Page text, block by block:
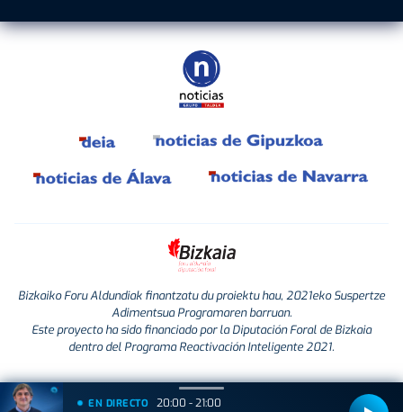
Bizkaiko Foru Aldundiak finantzatu du proiektu hau, 2021eko Suspertze
Adimentsua Programaren barruan.
Este proyecto ha sido financiado por la Diputación Foral de Bizkaia
dentro del Programa Reactivación Inteligente 2021.
EN DIRECTO 20:00 - 21:00